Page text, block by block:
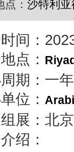
点： 沙特利亚
间：
点：
期：一
位：
展：北
绍：